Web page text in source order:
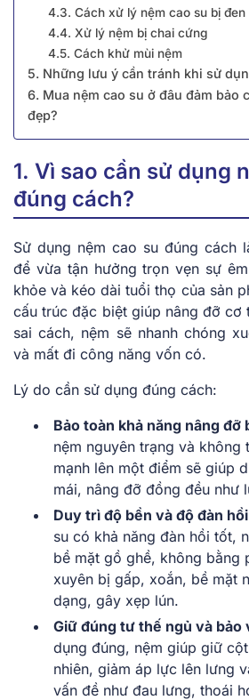
4.3. Cách xử lý nệm cao su bị đen
4.4. Xử lý nệm bị chai cứng
4.5. Cách khử mùi nệm
5. Những lưu ý cần tránh khi sử
6. Mua nệm cao su ở đâu đảm bảo
đẹp?
1. Vì sao cần sử dụng
đúng cách?
Sử dụng nệm cao su đúng cách
để vừa tận hưởng trọn vẹn sự
khỏe và kéo dài tuổi thọ của sản
cấu trúc đặc biệt giúp nâng đỡ cơ
sai cách, nệm sẽ nhanh chóng
và mất đi công năng vốn có.
Lý do cần sử dụng đúng cách:
Bảo toàn khả năng nâng đỡ
nệm nguyên trạng và không
mạnh lên một điểm sẽ giúp
mái, nâng đỡ đồng đều như
Duy trì độ bền và độ đàn
su có khả năng đàn hồi tốt,
bề mặt gồ ghề, không bằng
xuyên bị gấp, xoắn, bề mặt
dạng, gây xẹp lún.
Giữ đúng tư thế ngủ và bảo
dụng đúng, nệm giúp giữ
nhiên, giảm áp lực lên lưng
vấn đề như đau lưng, thoái